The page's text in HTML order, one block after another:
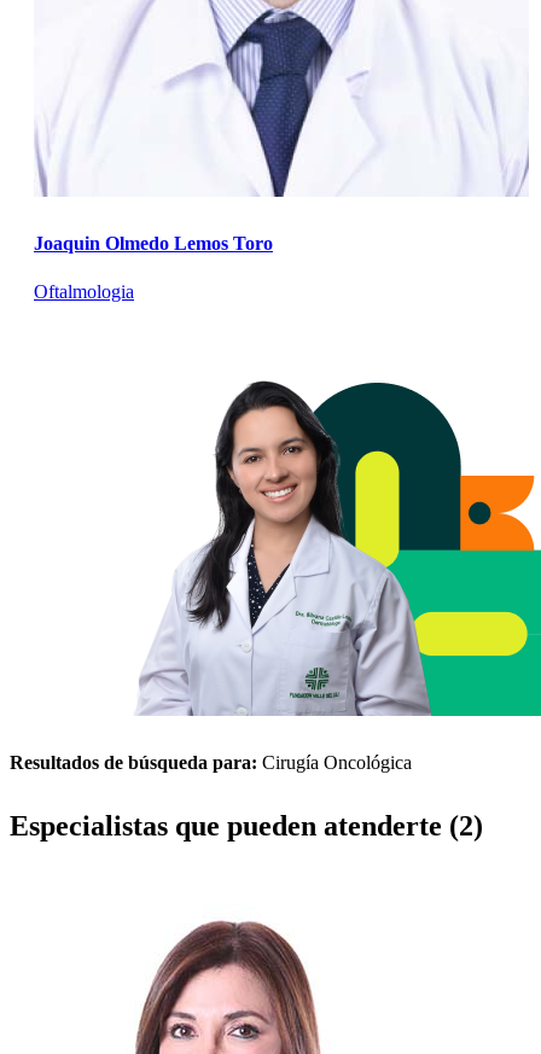
Joaquin Olmedo Lemos Toro
Oftalmologia
Resultados de búsqueda para: Cirugía Oncológica
Especialistas que pueden atenderte (2)